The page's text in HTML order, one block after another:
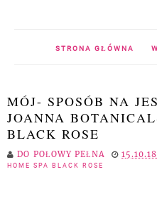
STRONA GŁÓWNA
MÓJ- SPOSÓB NA
JOANNA
BLACK ROSE
DO POŁOWY PEŁNA 15.10.18
HOME SPA BLACK ROSE